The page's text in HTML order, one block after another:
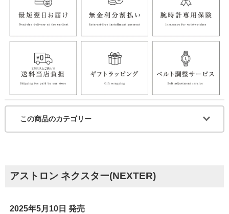
この商品のカテゴリー
アストロン ネクスター(NEXTER)
2025年5月10日 発売